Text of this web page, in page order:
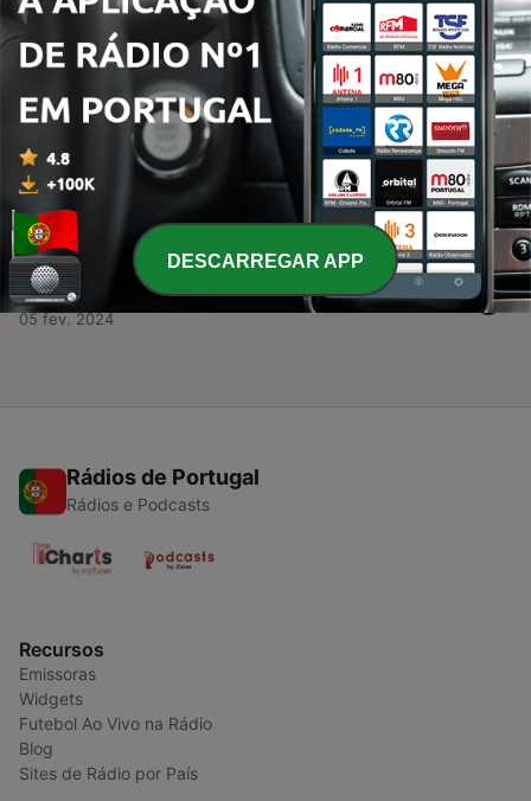
14 fev. 2024
4 - Livre - PAN
Debate Bloco de Esquerda - Chega
13 fev. 2024
2 - CDU - PAN
06 fev. 2024
1 - PAN - Chega
05 fev. 2024
Rádios de Portugal
Rádios e Podcasts
Recursos
Emissoras
Widgets
Futebol Ao Vivo na Rádio
Blog
Sites de Rádio por País
DESCARREGAR APP